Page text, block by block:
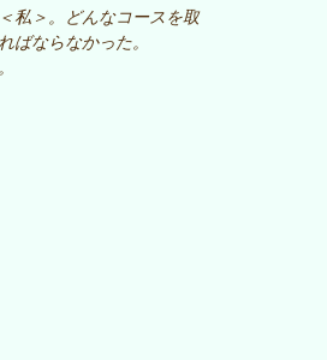
私＞。どんなコースを取
ならなかった。